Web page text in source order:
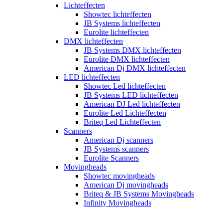
Lichteffecten
Showtec lichteffecten
JB Systems lichteffecten
Eurolite lichteffecten
DMX lichteffecten
JB Systems DMX lichteffecten
Eurolite DMX lichteffecten
American Dj DMX lichteffecten
LED lichteffecten
Showtec Led lichteffecten
JB Systems LED lichteffecten
American DJ Led lichteffecten
Eurolite Led Lichteffecten
Briteq Led Lichteffecten
Scanners
American Dj scanners
JB Systems scanners
Eurolite Scanners
Movingheads
Showtec movingheads
American Dj movingheads
Briteq & JB Systems Movingheads
Infinity Movingheads